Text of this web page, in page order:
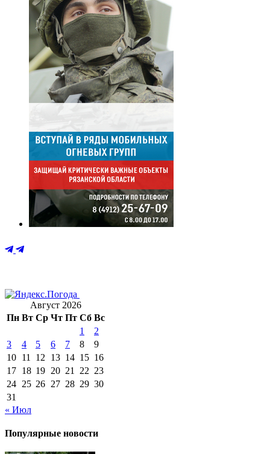
Август 2026
Пн Вт Ср Чт Пт Сб Вс
1
2
3
4 5 6 7 8
9
10 11 12 13 14 15 16
17 18 19 20 21 22 23
24 25 26 27 28 29 30
31
« Июл
Популярные новости